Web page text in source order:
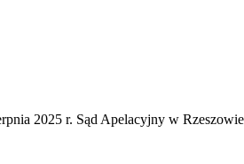
2025 r. Sąd Apelacyjny w